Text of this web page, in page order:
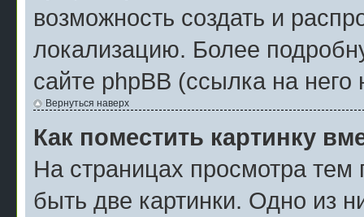
возможность создать и
локализацию. Более
сайте phpBB (ссылка на
Вернуться наверх
Как поместить картинку
На страницах просмотра тем
быть две картинки. Одно из